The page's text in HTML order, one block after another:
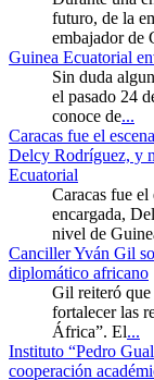
futuro, de la
embajador de
Guinea Ecuatorial
Sin duda
el pasado 24
conoce de...
Caracas fue el
Delcy Rodríguez, y
Ecuatorial
Caracas fue el
encargada,
nivel de
Canciller Yván Gil
diplomático africano
Gil reiteró que
fortalecer las
África”. El...
Instituto “Pedro
cooperación